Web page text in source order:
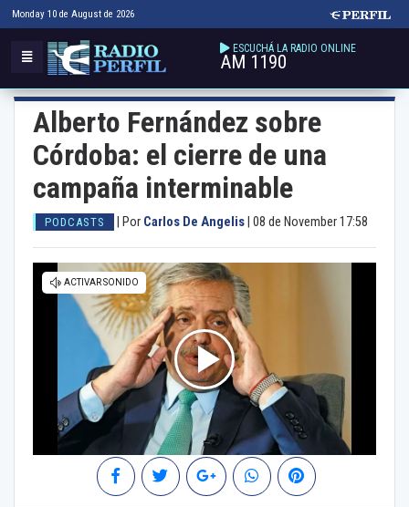
Monday 10 de August de 2026
ESCUCHÁ LA RADIO ONLINE
AM 1190
Alberto Fernández sobre
Córdoba: el cierre de una
campaña interminable
PODCASTS Por Carlos De Angelis 08 de November 17:58